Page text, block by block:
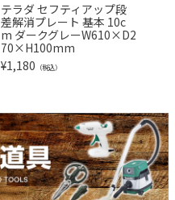
テラダ セフティアップ段
差解消プレート 基本 10c
m ダークグレーW610×D2
70×H100mm
¥1,180 （税込）